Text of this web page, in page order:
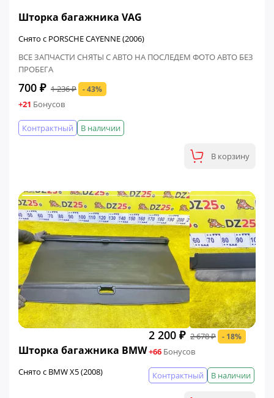
Шторка багажника VAG
Снято с PORSCHE CAYENNE (2006)
ВСЕ ЗАПЧАСТИ СНЯТЫ С АВТО НА ПОСЛЕДЕМ ФОТО АВТО БЕЗ
ПРОБЕГА
700 ₽ 1 236 ₽ - 43%
+21 Бонусов
В наличии
Контрактный
В корзину
Шторка багажника BMW
Снято с BMW X5 (2008)
2 200 ₽ 2 678 ₽ - 18%
+66 Бонусов
В наличии
Контрактный